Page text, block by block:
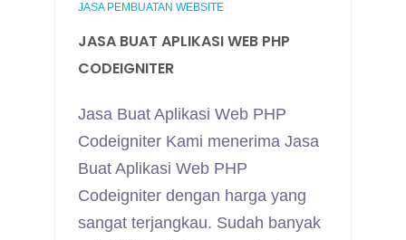
JASA PEMBUATAN WEBSITE
JASA BUAT APLIKASI WEB PHP
CODEIGNITER
Jasa Buat Aplikasi Web PHP
Codeigniter Kami menerima Jasa
Buat Aplikasi Web PHP
Codeigniter dengan harga yang
sangat terjangkau. Sudah banyak